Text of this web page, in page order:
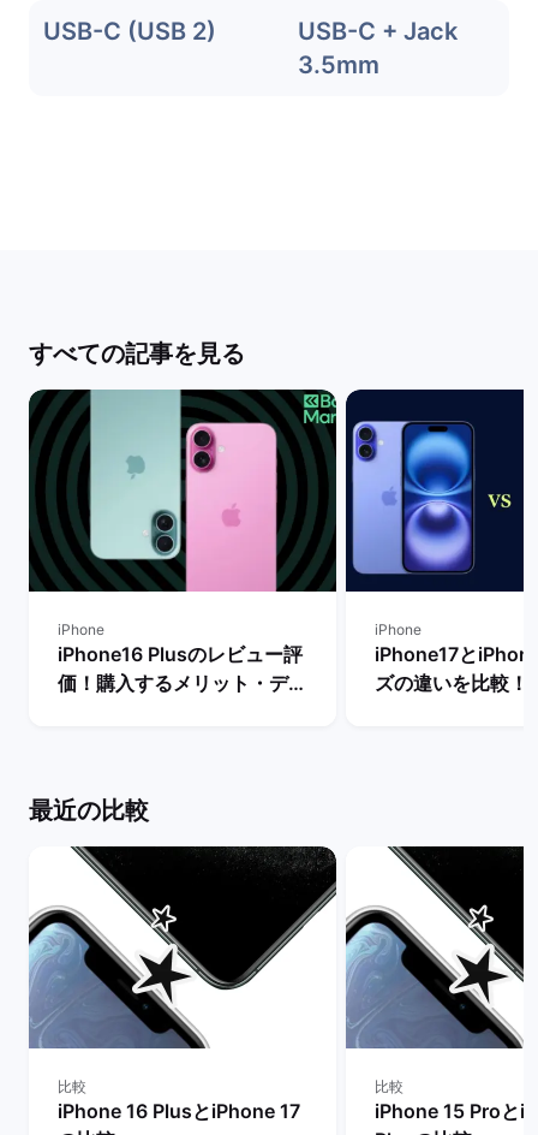
USB-C (USB 2)
USB-C + Jack
3.5mm
すべての記事を見る
iPhone
iPhone16 Plusのレビュー評
価！購入するメリット・デメ
iPhone
iPhone17と
ズの違いを比較！
最近の比較
比較
iPhone 16 PlusとiPhone 17
比較
iPhone 15 Proと